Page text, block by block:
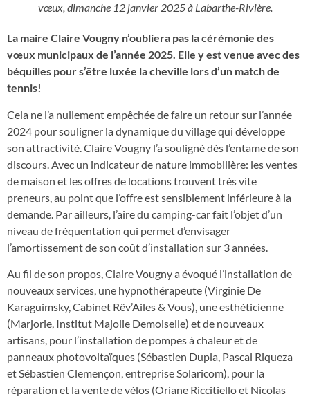
vœux, dimanche 12 janvier 2025 à Labarthe-Rivière.
La maire Claire Vougny n’oubliera pas la cérémonie des
vœux municipaux de l’année 2025. Elle y est venue avec des
béquilles pour s’être luxée la cheville lors d’un match de
tennis!
Cela ne l’a nullement empêchée de faire un retour sur l’année
2024 pour souligner la dynamique du village qui développe
son attractivité. Claire Vougny l’a souligné dès l’entame de son
discours. Avec un indicateur de nature immobilière: les ventes
de maison et les offres de locations trouvent très vite
preneurs, au point que l’offre est sensiblement inférieure à la
demande. Par ailleurs, l’aire du camping-car fait l’objet d’un
niveau de fréquentation qui permet d’envisager
l’amortissement de son coût d’installation sur 3 années.
Au fil de son propos, Claire Vougny a évoqué l’installation de
nouveaux services, une hypnothérapeute (Virginie De
Karaguimsky, Cabinet Rêv’Ailes & Vous), une esthéticienne
(Marjorie, Institut Majolie Demoiselle) et de nouveaux
artisans, pour l’installation de pompes à chaleur et de
panneaux photovoltaïques (Sébastien Dupla, Pascal Riqueza
et Sébastien Clemençon, entreprise Solaricom), pour la
réparation et la vente de vélos (Oriane Riccitiello et Nicolas